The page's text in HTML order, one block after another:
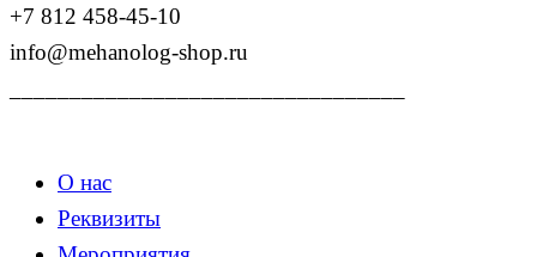
+7 812 458-45-10
info@mehanolog-shop.ru
О нас
Реквизиты